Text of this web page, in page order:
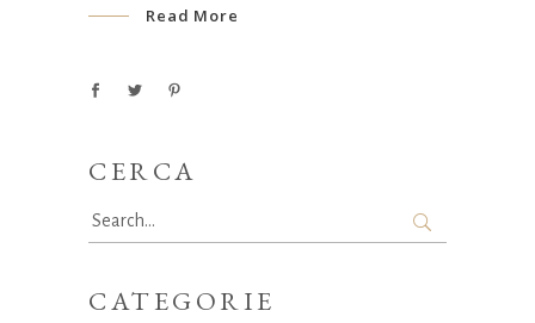
Read More
CERCA
Search
for:
CATEGORIE